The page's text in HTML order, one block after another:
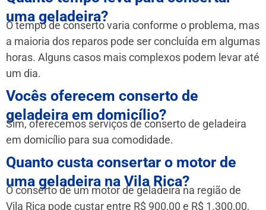
uma geladeira?
O tempo de conserto varia conforme o problema, mas
a maioria dos reparos pode ser concluída em algumas
horas. Alguns casos mais complexos podem levar até
um dia.
Vocês oferecem conserto de
geladeira em domicílio?
Sim, oferecemos serviços de conserto de geladeira
em domicílio para sua comodidade.
Quanto custa consertar o motor de
uma geladeira na Vila Rica?
O conserto de um motor de geladeira na região de
Vila Rica pode custar entre R$ 900,00 e R$ 1.300,00,